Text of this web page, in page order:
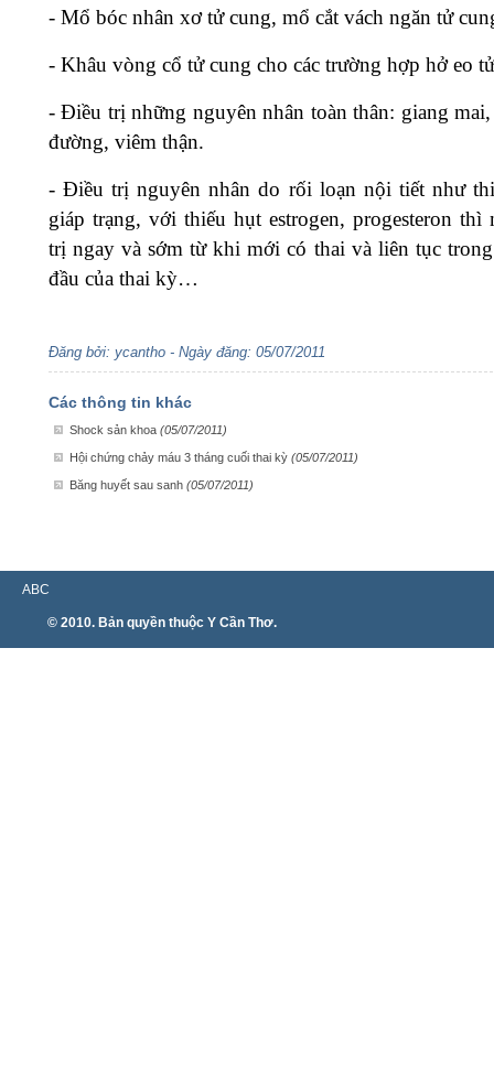
- Mổ bóc nhân xơ tử cung, mổ cắt vách ngăn tử
- Khâu vòng cổ tử cung cho các trường hợp hở eo
- Điều trị những nguyên nhân toàn thân: giang
đường, viêm thận.
- Điều trị nguyên nhân do rối loạn nội tiết như
giáp trạng, với thiếu hụt estrogen, progesteron thì
trị ngay và sớm từ khi mới có thai và liên tục
đầu của thai kỳ…
Đăng bởi: ycantho - Ngày đăng: 05/07/2011
Các thông tin khác
Shock sản khoa (05/07/2011)
Hội chứng chảy máu 3 tháng cuối thai kỳ (05/07/2011)
Băng huyết sau sanh (05/07/2011)
ABC
© 2010. Bản quyền thuộc Y Cần Thơ.